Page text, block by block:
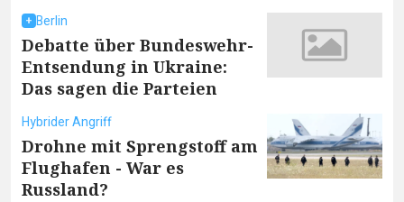
Berlin
Debatte über Bundeswehr-
Entsendung in Ukraine:
Das sagen die Parteien
Hybrider Angriff
Drohne mit Sprengstoff am
Flughafen - War es
Russland?